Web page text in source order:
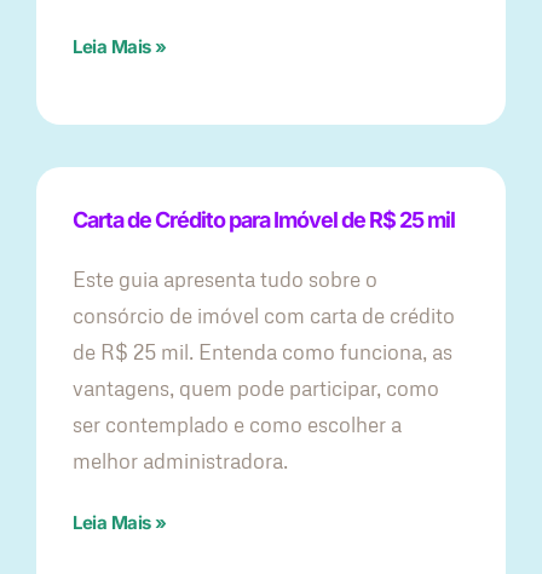
Leia Mais »
Carta de Crédito para Imóvel de R$ 25 mil
Este guia apresenta tudo sobre o
consórcio de imóvel com carta de crédito
de R$ 25 mil. Entenda como funciona, as
vantagens, quem pode participar, como
ser contemplado e como escolher a
melhor administradora.
Leia Mais »